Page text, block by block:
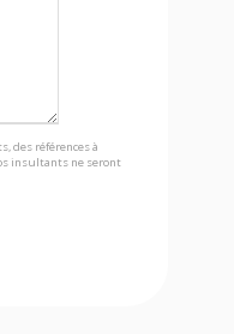
des références à
insultants ne seront